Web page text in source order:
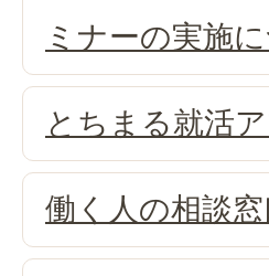
ミナーの実施
とちまる就活
働く人の相談